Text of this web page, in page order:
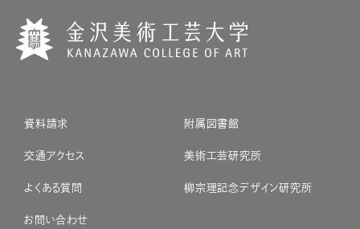
資料請求
交通アクセス
よくある質問
お問い合わせ
附属図書館
美術工芸研究所
柳宗理記念デザイン研究所